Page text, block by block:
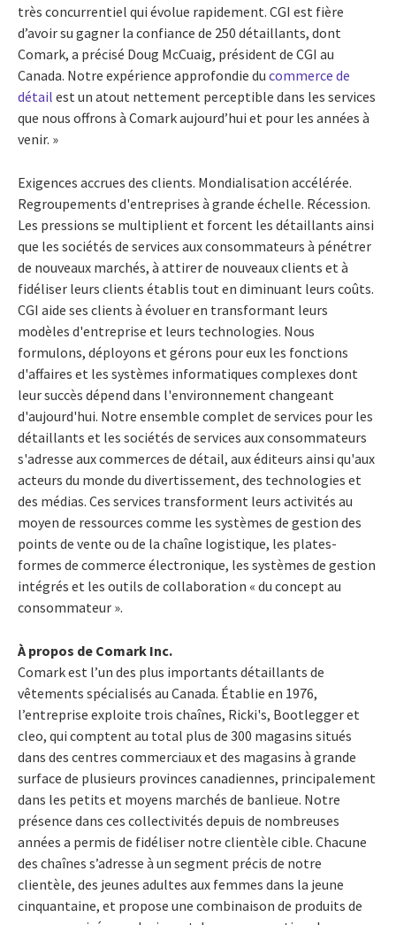
très concurrentiel qui évolue rapidement. CGI est fière
d’avoir su gagner la confiance de 250 détaillants, dont
Comark, a précisé Doug McCuaig, président de CGI au
Canada. Notre expérience approfondie du commerce de
détail est un atout nettement perceptible dans les services
que nous offrons à Comark aujourd’hui et pour les années à
venir. »
Exigences accrues des clients. Mondialisation accélérée.
Regroupements d'entreprises à grande échelle. Récession.
Les pressions se multiplient et forcent les détaillants ainsi
que les sociétés de services aux consommateurs à pénétrer
de nouveaux marchés, à attirer de nouveaux clients et à
fidéliser leurs clients établis tout en diminuant leurs coûts.
CGI aide ses clients à évoluer en transformant leurs
modèles d'entreprise et leurs technologies. Nous
formulons, déployons et gérons pour eux les fonctions
d'affaires et les systèmes informatiques complexes dont
leur succès dépend dans l'environnement changeant
d'aujourd'hui. Notre ensemble complet de services pour les
détaillants et les sociétés de services aux consommateurs
s'adresse aux commerces de détail, aux éditeurs ainsi qu'aux
acteurs du monde du divertissement, des technologies et
des médias. Ces services transforment leurs activités au
moyen de ressources comme les systèmes de gestion des
points de vente ou de la chaîne logistique, les plates-
formes de commerce électronique, les systèmes de gestion
intégrés et les outils de collaboration « du concept au
consommateur ».
À propos de Comark Inc.
Comark est l’un des plus importants détaillants de
vêtements spécialisés au Canada. Établie en 1976,
l’entreprise exploite trois chaînes, Ricki's, Bootlegger et
cleo, qui comptent au total plus de 300 magasins situés
dans des centres commerciaux et des magasins à grande
surface de plusieurs provinces canadiennes, principalement
dans les petits et moyens marchés de banlieue. Notre
présence dans ces collectivités depuis de nombreuses
années a permis de fidéliser notre clientèle cible. Chacune
des chaînes s’adresse à un segment précis de notre
clientèle, des jeunes adultes aux femmes dans la jeune
cinquantaine, et propose une combinaison de produits de